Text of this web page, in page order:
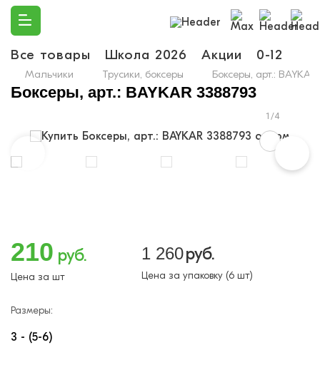
Все товары Школа 2026 Акции 0-12
Мальчики Трусики, боксеры Боксеры, арт.:
Боксеры, арт.: BAYKAR 3388793
1/4
210 руб.
Цена за шт
1 260руб.
Цена за упаковку (6 шт)
Размеры:
3 - (5-6)